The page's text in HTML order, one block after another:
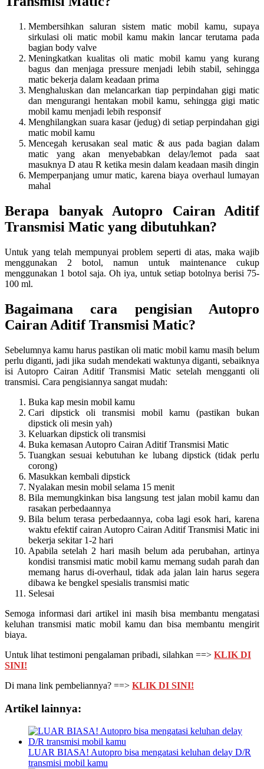
Membersihkan saluran sistem matic mobil kamu, supaya
sirkulasi oli matic mobil kamu makin lancar terutama pada
bagian body valve
Meningkatkan kualitas oli matic mobil kamu yang kurang
bagus dan menjaga pressure menjadi lebih stabil, sehingga
matic bekerja dalam keadaan prima
Menghaluskan dan melancarkan tiap perpindahan gigi matic
dan mengurangi hentakan mobil kamu, sehingga gigi matic
mobil kamu menjadi lebih responsif
Menghilangkan suara kasar (jedug) di setiap perpindahan gigi
matic mobil kamu
Mencegah kerusakan seal matic & aus pada bagian dalam
matic yang akan menyebabkan delay/lemot pada saat
masuknya D atau R ketika mesin dalam keadaan masih dingin
Memperpanjang umur matic, karena biaya overhaul lumayan
mahal
Berapa banyak Autopro Cairan Aditif
Transmisi Matic yang dibutuhkan?
Untuk yang telah mempunyai problem seperti di atas, maka wajib
menggunakan 2 botol, namun untuk maintenance cukup
menggunakan 1 botol saja. Oh iya, untuk setiap botolnya berisi 75-
100 ml.
Bagaimana cara pengisian Autopro
Cairan Aditif Transmisi Matic?
Sebelumnya kamu harus pastikan oli matic mobil kamu masih belum
perlu diganti, jadi jika sudah mendekati waktunya diganti, sebaiknya
isi Autopro Cairan Aditif Transmisi Matic setelah mengganti oli
transmisi. Cara pengisiannya sangat mudah:
Buka kap mesin mobil kamu
Cari dipstick oli transmisi mobil kamu (pastikan bukan
dipstick oli mesin yah)
Keluarkan dipstick oli transmisi
Buka kemasan Autopro Cairan Aditif Transmisi Matic
Tuangkan sesuai kebutuhan ke lubang dipstick (tidak perlu
corong)
Masukkan kembali dipstick
Nyalakan mesin mobil selama 15 menit
Bila memungkinkan bisa langsung test jalan mobil kamu dan
rasakan perbedaannya
Bila belum terasa perbedaannya, coba lagi esok hari, karena
waktu efektif cairan Autopro Cairan Aditif Transmisi Matic ini
bekerja sekitar 1-2 hari
Apabila setelah 2 hari masih belum ada perubahan, artinya
kondisi transmisi matic mobil kamu memang sudah parah dan
memang harus di-overhaul, tidak ada jalan lain harus segera
dibawa ke bengkel spesialis transmisi matic
Selesai
Semoga informasi dari artikel ini masih bisa membantu mengatasi
keluhan transmisi matic mobil kamu dan bisa membantu mengirit
biaya.
Untuk lihat testimoni pengalaman pribadi, silahkan ==> KLIK DI
SINI!
Di mana link pembeliannya? ==> KLIK DI SINI!
Artikel lainnya:
LUAR BIASA! Autopro bisa mengatasi keluhan delay D/R
transmisi mobil kamu